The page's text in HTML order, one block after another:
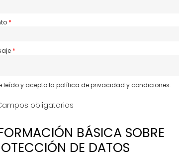
leído y aceptola política de privacidad y condiciones.
obligatorios
BÁSICA SOBRE
DE DATOS